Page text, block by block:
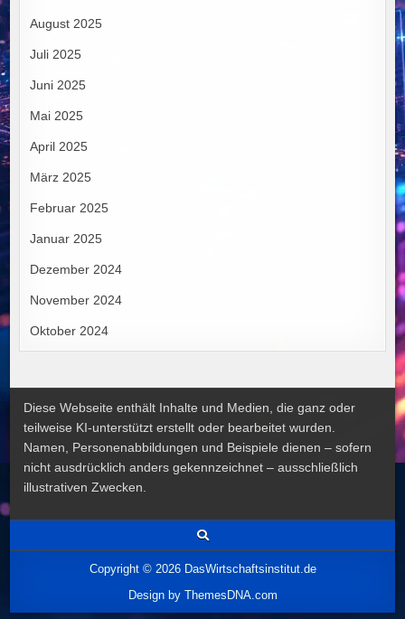
August 2025
Juli 2025
Juni 2025
Mai 2025
April 2025
März 2025
Februar 2025
Januar 2025
Dezember 2024
November 2024
Oktober 2024
Diese Webseite enthält Inhalte und Medien, die ganz oder
teilweise KI-unterstützt erstellt oder bearbeitet wurden.
Namen, Personenabbildungen und Beispiele dienen – sofern
nicht ausdrücklich anders gekennzeichnet – ausschließlich
illustrativen Zwecken.
Copyright © 2026 DasWirtschaftsinstitut.de
Design by ThemesDNA.com